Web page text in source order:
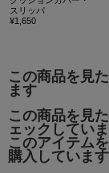
スリッパ
¥1,650
この商品を見
ます
この商品を見
ェックしてい
このアイテム
購入しています